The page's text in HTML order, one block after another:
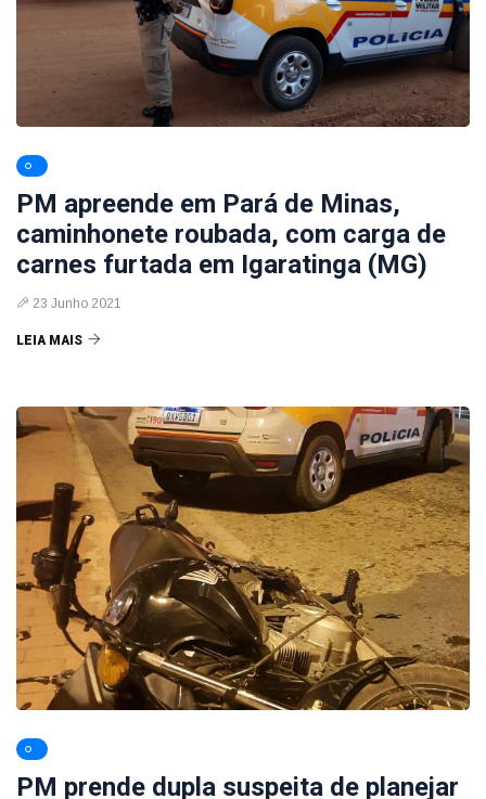
PM apreende em Pará de Minas,
caminhonete roubada, com carga de
carnes furtada em Igaratinga (MG)
23 Junho 2021
LEIA MAIS
PM prende dupla suspeita de planejar